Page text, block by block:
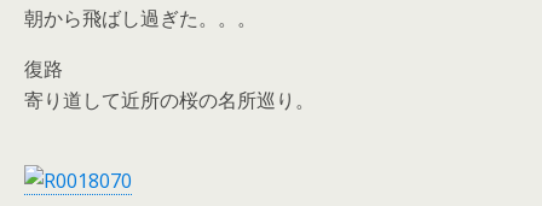
朝から飛ばし過ぎた。。。
復路
寄り道して近所の桜の名所巡り。